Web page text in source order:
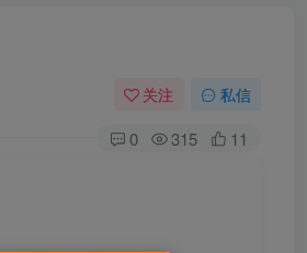
关注 私信
0 315 11